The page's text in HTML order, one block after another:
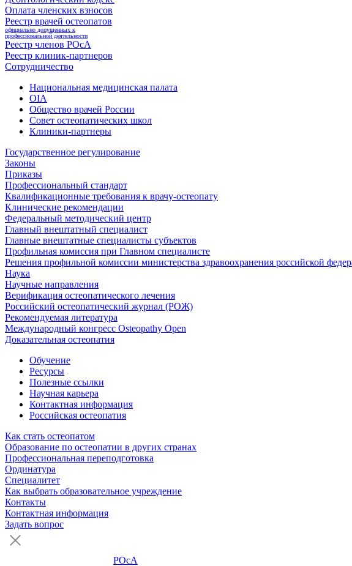
Оплата членских взносов
Реестр врачей остеопатов
официально допущенных к
профессиональной деятельности
Реестр членов РОсА
Реестр клиник-партнеров
Сотрудничество
Национальная медицинская палата
OIA
Общество врачей России
Совет остеопатических школ
Клиники-партнеры
Государственное регулирование
Законы
Приказы
Профессиональный стандарт
Квалификационные требования к врачу-остеопату
Клинические рекомендации
Федеральный методический центр
Главный внештатный специалист
Главные внештатные специалисты субъектов
Профильная комиссия при Главном специалисте
Решения профильной комиссии министерства здравоохранения российской
Наука
Научные направления
Верификация остеопатического лечения
Российский остеопатический журнал (РОЖ)
Рекомендуемая литература
Международный конгресс Osteopathy Open
Доказательная остеопатия
Обучение
Ресурсы
Полезные ссылки
Научная карьера
Контактная информация
Российская остеопатия
Как стать остеопатом
Образование по остеопатии в других странах
Профессиональная переподготовка
Ординатура
Специалитет
Как выбрать образовательное учреждение
Контакты
Контактная информация
Задать вопрос
РОсА